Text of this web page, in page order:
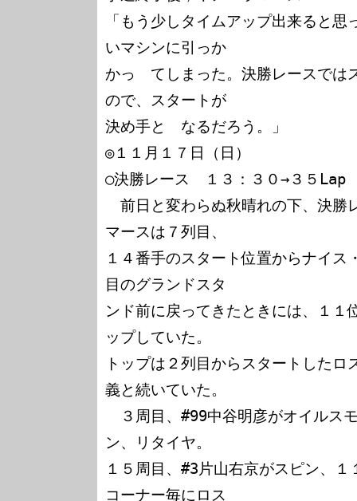
「もう少しタイムアップ出来ると
いマシンに引っか
かっ　てしまった。決勝レースでは
ので、スタートが
決め手と　なるだろう。」
◎１１月１７日（日）
○決勝レース　１３：３０→３５Lap
前日と変わらぬ秋晴れの下、決勝
マースは７列目、
１４番手のスタート位置からナイス
目のグランドスタ
ンド前に戻ってきたときには、１１
ップしていた。
トップは２列目からスタートした
義と続いていた。
３周目、#99中谷明彦がオイルス
ン、リタイヤ。
１５周目、#3片山右京がスピン、
コーナー毎にロス